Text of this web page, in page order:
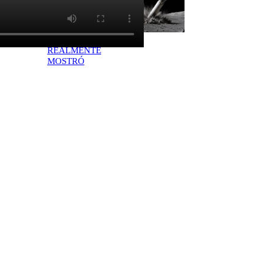
PROMETIÓ
REALMENTE
MOSTRÓ